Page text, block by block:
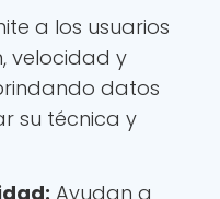
a los usuarios
velocidad y
datos
su técnica y
Ayudan a